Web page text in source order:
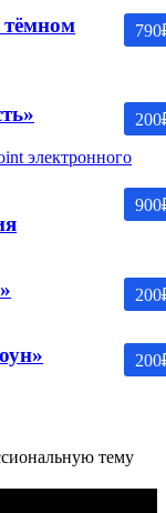
790
200
900
200
200
тему